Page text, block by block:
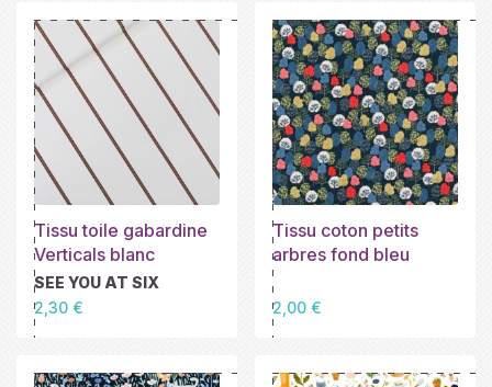
Tissu toile gabardine
Verticals blanc
SEE YOU AT SIX
Prix
2,30 €
Tissu coton petits
arbres fond bleu
Prix
2,00 €